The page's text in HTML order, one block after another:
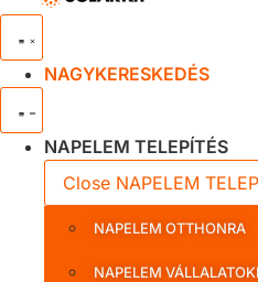
NAGYKERESKEDÉS
NAPELEM TELEPÍTÉS
Close NAPELEM
NAPELEM OTTHONRA
NAPELEM